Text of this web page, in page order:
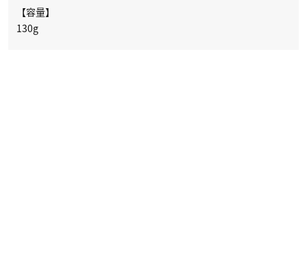
【容量】
130g